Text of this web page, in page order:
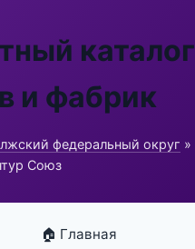
каталог
и фабрик
федеральный округ »
Союз
🏠 Главная